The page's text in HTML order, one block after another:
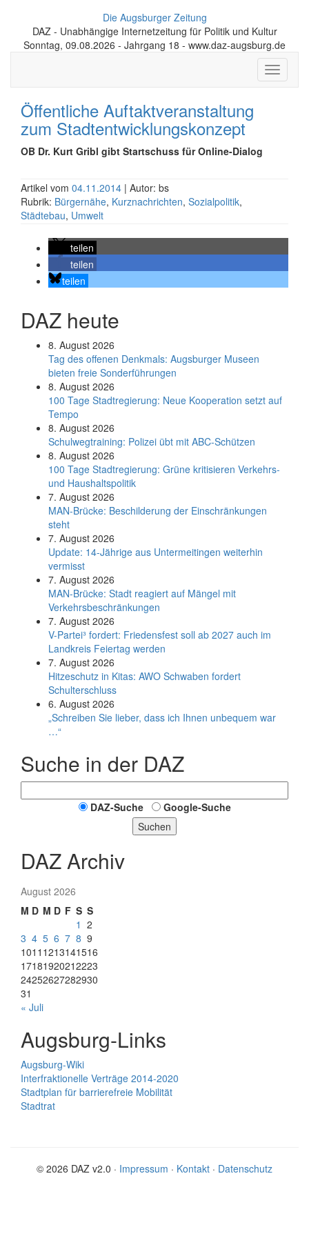
Die Augsburger Zeitung
DAZ - Unabhängige Internetzeitung für Politik und Kultur
Sonntag, 09.08.2026 - Jahrgang 18 - www.daz-augsburg.de
Toggle
Öffentliche Auftakt­veran­staltung
zum Stadt­entwick­lungs­konzept
OB Dr. Kurt Gribl gibt Startschuss für Online-Dialog
Artikel vom 04.11.2014 | Autor: bs
Rubrik: Bürgernähe, Kurznachrichten, Sozialpolitik,
Städtebau, Umwelt
teilen
teilen
teilen
DAZ heute
8. August 2026
Tag des offenen Denkmals: Augsburger Museen
bieten freie Sonderführungen
8. August 2026
100 Tage Stadtregierung: Neue Kooperation setzt auf
Tempo
8. August 2026
Schul­weg­trai­ning: Poli­zei übt mit ABC-Schüt­zen
8. August 2026
100 Tage Stadtregierung: Grüne kritisieren Verkehrs-
und Haushaltspolitik
7. August 2026
MAN-Brücke: Beschilderung der Einschränkungen
steht
7. August 2026
Update: 14-Jährige aus Untermeitingen weiterhin
vermisst
7. August 2026
MAN-Brücke: Stadt reagiert auf Mängel mit
Verkehrsbeschränkungen
7. August 2026
V-Partei­³ fordert: Friedens­fest soll ab 2027 auch im
Land­kreis Feier­tag werden
7. August 2026
Hitzeschutz in Kitas: AWO Schwaben fordert
Schulterschluss
6. August 2026
„Schreiben Sie lieber, dass ich Ihnen unbequem war
…“
Suche in der DAZ
DAZ-Suche
Google-Suche
Suchen
DAZ Archiv
August 2026
M D M D F S S
1 2
3 4 5 6 7 8 9
1011 1213141516
17181920212223
24252627282930
31
« Juli
Augsburg-Links
Augsburg-Wiki
Interfraktionelle Verträge 2014-2020
Stadtplan für barrierefreie Mobilität
Stadtrat
© 2026 DAZ v2.0 · Impressum · Kontakt · Datenschutz